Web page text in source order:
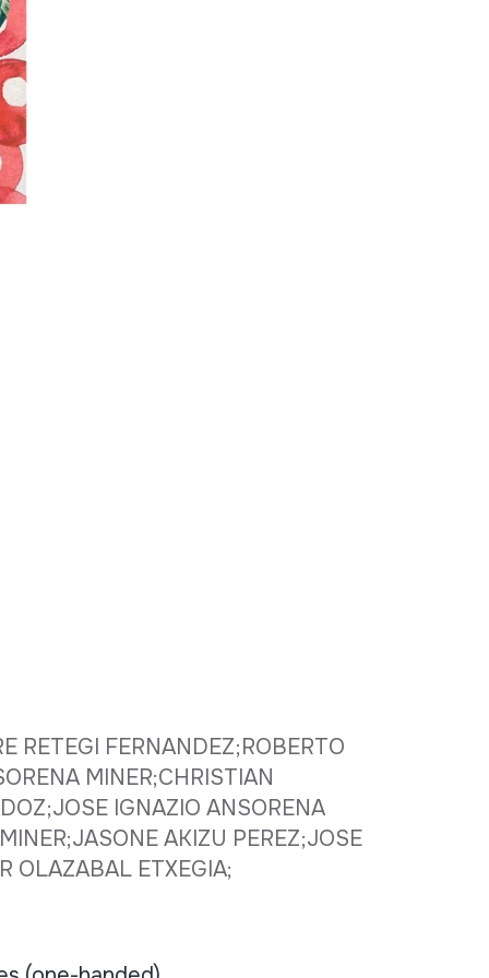
RETEGI FERNANDEZ;ROBERTO
MINER;CHRISTIAN
IGNAZIO ANSORENA
AKIZU PEREZ;JOSE
OLAZABAL ETXEGIA;